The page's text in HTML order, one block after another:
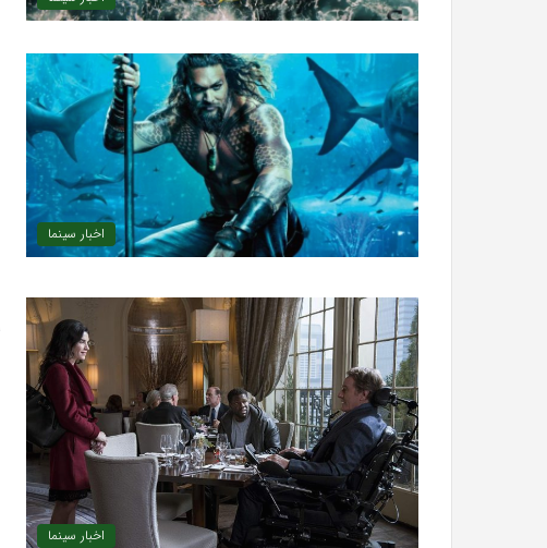
اخبار سینما
اخبار سینما
سریال
شیرین
من
آذر 30, 1398
همه چیز در مورد سریال دروغ شیرین من